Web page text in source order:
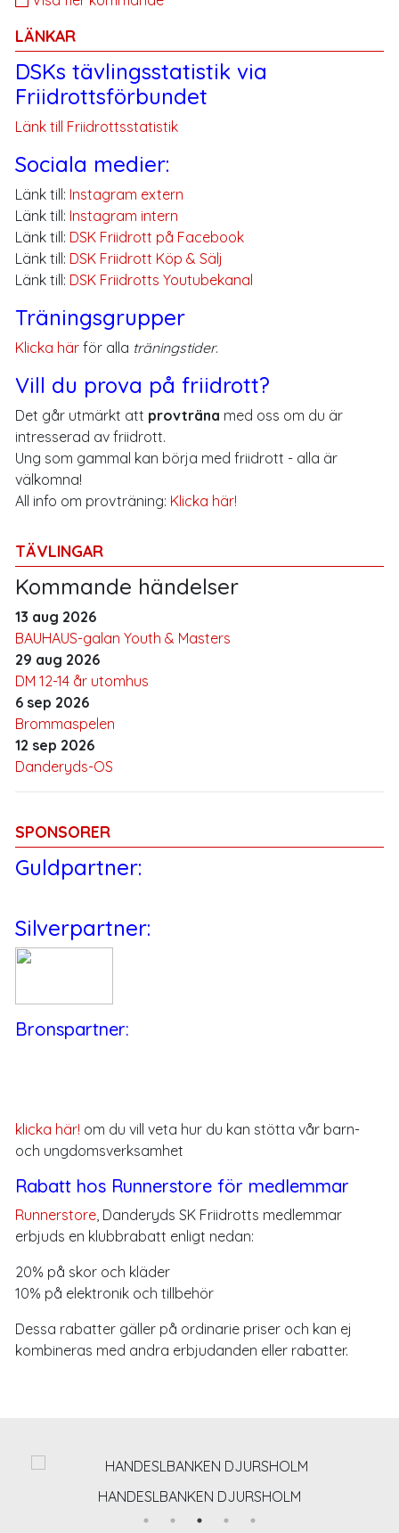
LÄNKAR
DSKs tävlingsstatistik via
Friidrottsförbundet
Länk till Friidrottsstatistik
Sociala medier:
Länk till: Instagram extern
Länk till: Instagram intern
Länk till: DSK Friidrott på Facebook
Länk till: DSK Friidrott Köp & Sälj
Länk till: DSK Friidrotts Youtubekanal
Träningsgrupper
Klicka här för alla träningstider.
Vill du prova på friidrott?
Det går utmärkt att provträna med oss om du är
intresserad av friidrott.
Ung som gammal kan börja med friidrott - alla är
välkomna!
All info om provträning: Klicka här!
TÄVLINGAR
Kommande händelser
13 aug 2026
BAUHAUS-galan Youth & Masters
29 aug 2026
DM 12-14 år utomhus
6 sep 2026
Brommaspelen
12 sep 2026
Danderyds-OS
SPONSORER
Guldpartner:
Silverpartner:
Bronspartner:
klicka här! om du vill veta hur du kan stötta vår barn-
och ungdomsverksamhet
Rabatt hos Runnerstore för medlemmar
Runnerstore , Danderyds SK Friidrotts medlemmar
erbjuds en klubbrabatt enligt nedan:
20% på skor och kläder
10% på elektronik och tillbehör
Dessa rabatter gäller på ordinarie priser och kan ej
kombineras med andra erbjudanden eller rabatter.
HANDESLBANKEN DJURSHOLM